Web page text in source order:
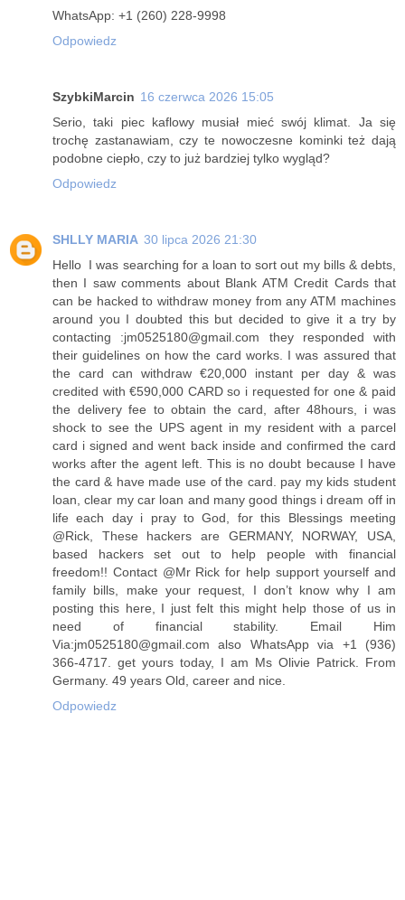
WhatsApp: +1 (260) 228-9998
Odpowiedz
SzybkiMarcin 16 czerwca 2026 15:05
Serio, taki piec kaflowy musiał mieć swój klimat. Ja się
trochę zastanawiam, czy te nowoczesne kominki też dają
podobne ciepło, czy to już bardziej tylko wygląd?
Odpowiedz
SHLLY MARIA 30 lipca 2026 21:30
Hello I was searching for a loan to sort out my bills & debts,
then I saw comments about Blank ATM Credit Cards that
can be hacked to withdraw money from any ATM machines
around you I doubted this but decided to give it a try by
contacting :jm0525180@gmail.com they responded with
their guidelines on how the card works. I was assured that
the card can withdraw €20,000 instant per day & was
credited with €590,000 CARD so i requested for one & paid
the delivery fee to obtain the card, after 48hours, i was
shock to see the UPS agent in my resident with a parcel
card i signed and went back inside and confirmed the card
works after the agent left. This is no doubt because I have
the card & have made use of the card. pay my kids student
loan, clear my car loan and many good things i dream off in
life each day i pray to God, for this Blessings meeting
@Rick, These hackers are GERMANY, NORWAY, USA,
based hackers set out to help people with financial
freedom!! Contact @Mr Rick for help support yourself and
family bills, make your request, I don’t know why I am
posting this here, I just felt this might help those of us in
need of financial stability. Email Him
Via:jm0525180@gmail.com also WhatsApp via +1 (936)
366-4717. get yours today, I am Ms Olivie Patrick. From
Germany. 49 years Old, career and nice.
Odpowiedz